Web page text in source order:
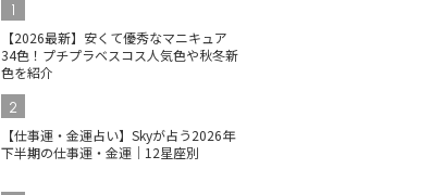
1
【2026最新】安くて優秀なマニキュア
34色！プチプラベスコス人気色や秋冬新
色を紹介
2
【仕事運・金運占い】Skyが占う2026年
下半期の仕事運・金運｜12星座別